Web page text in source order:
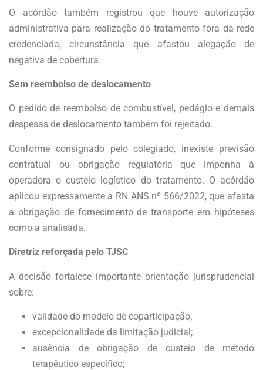
O acórdão também registrou que houve autorização
administrativa para realização do tratamento fora da rede
credenciada, circunstância que afastou alegação de
negativa de cobertura.
Sem reembolso de deslocamento
O pedido de reembolso de combustível, pedágio e demais
despesas de deslocamento também foi rejeitado.
Conforme consignado pelo colegiado, inexiste previsão
contratual ou obrigação regulatória que imponha à
operadora o custeio logístico do tratamento. O acórdão
aplicou expressamente a RN ANS nº 566/2022, que afasta
a obrigação de fornecimento de transporte em hipóteses
como a analisada.
Diretriz reforçada pelo TJSC
A decisão fortalece importante orientação jurisprudencial
sobre:
validade do modelo de coparticipação;
excepcionalidade da limitação judicial;
ausência de obrigação de custeio de método
terapêutico específico;